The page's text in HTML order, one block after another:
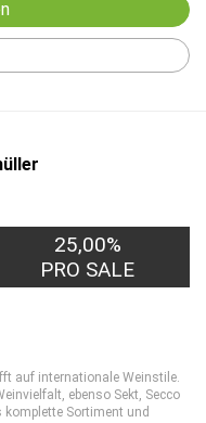
25,00%
PRO SALE
auf internationale Weinstile.
ebenso Sekt, Secco
komplette Sortiment und